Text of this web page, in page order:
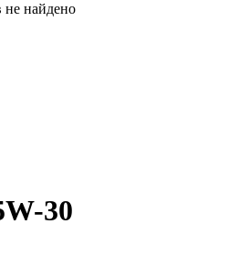
не найдено
30